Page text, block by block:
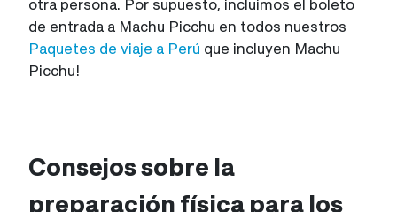
otra persona. Por supuesto, incluimos el boleto
de entrada a Machu Picchu en todos nuestros
Paquetes de viaje a Perú que incluyen Machu
Picchu!
Consejos sobre la
preparación física para los